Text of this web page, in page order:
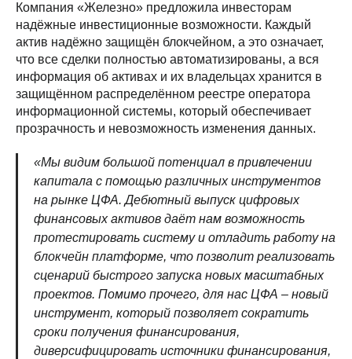
Компания «Железно» предложила инвесторам
надёжные инвестиционные возможности. Каждый
актив надёжно защищён блокчейном, а это означает,
что все сделки полностью автоматизированы, а вся
информация об активах и их владельцах хранится в
защищённом распределённом реестре оператора
информационной системы, который обеспечивает
прозрачность и невозможность изменения данных.
«Мы видим большой потенциал в привлечении
капитала с помощью различных инструментов
на рынке ЦФА. Дебютный выпуск цифровых
финансовых активов даёт нам возможность
протестировать систему и отладить работу на
блокчейн платформе, что позволит реализовать
сценарий быстрого запуска новых масштабных
проектов. Помимо прочего, для нас ЦФА – новый
инструмент, который позволяет сократить
сроки получения финансирования,
диверсифицировать источники финансирования,